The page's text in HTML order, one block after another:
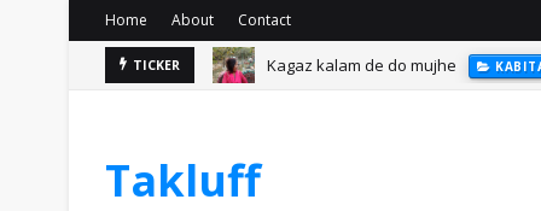
Home About Contact
TICKER Kagaz kalam de do mujhe
Takluff